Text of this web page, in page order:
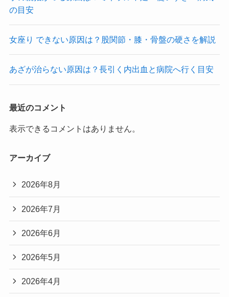
の目安
女座り できない原因は？股関節・膝・骨盤の硬さを解説
あざが治らない原因は？長引く内出血と病院へ行く目安
最近のコメント
表示できるコメントはありません。
アーカイブ
2026年8月
2026年7月
2026年6月
2026年5月
2026年4月